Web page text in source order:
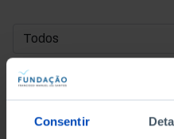
Consentir
DATA DE INÍCIO
DATA DE FIM